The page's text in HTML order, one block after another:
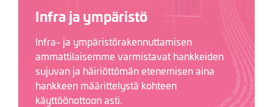
Infra ja ympäristö
Infra- ja ympäristörakennuttamisen
ammattilaisemme varmistavat hankkeiden
sujuvan ja häiriöttömän etenemisen aina
hankkeen määrittelystä kohteen
käyttöönottoon asti.